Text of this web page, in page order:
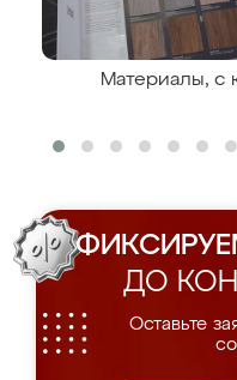
Материалы, с
ДО
Оставьте